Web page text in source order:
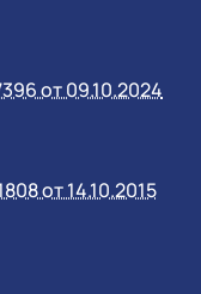
от 09.10.2024
от 14.10.2015